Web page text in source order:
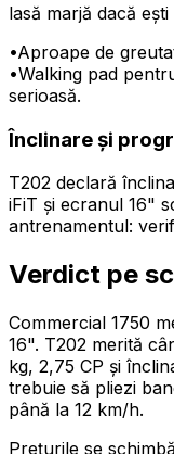
lasă marjă dacă
•Aproape de
•Walking pad
serioasă.
Înclinare și
T202 declară
iFiT și ecranul 16"
antrenamentul:
Verdict pe
Commercial 1750
16". T202 merită
kg, 2,75 CP și
trebuie să pliezi
până la 12 km/h.
Prețurile se